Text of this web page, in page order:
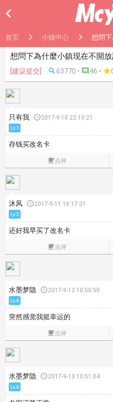

首页 小镇中心 想問
想問下為什麼小鎮现在不開放
[建议提交]  63770 •  46 • 
只有我 2017-9-10 22:10:21
Lv.1
存钱买改名卡
点评
沐风 2017-9-11 16:17:01
Lv.3
还好我早买了改名卡
点评
水墨梦隐 2017-9-13 10:50:50
Lv.6
突然感觉我挺幸运的
点评
水墨梦隐 2017-9-13 10:51:04
Lv.6